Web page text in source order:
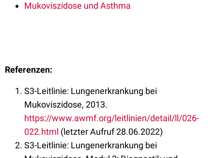
Mukoviszidose und Asthma
Referenzen:
S3-Leitlinie: Lungenerkrankung bei
Mukoviszidose, 2013.
https://www.awmf.org/leitlinien/detail/ll/026-
022.html (letzter Aufruf 28.06.2022)
S3-Leitlinie: Lungenerkrankung bei